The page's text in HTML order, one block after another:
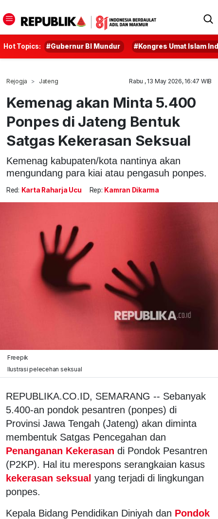
Hot Topics: #Gubernur BI Mundur #Kongres Umat Islam
Rejogja Jateng Rabu , 13 May 2026, 16:47 WIB
Kemenag akan Minta 5.400
Ponpes di Jateng Bentuk
Satgas Kekerasan Seksual
Kemenag kabupaten/kota nantinya akan
mengundang para kiai atau pengasuh ponpes.
Red: Karta Raharja Ucu Rep: Kamran Dikarma
Freepik
Ilustrasi pelecehan seksual
REPUBLIKA.CO.ID, SEMARANG -- Sebanyak
5.400-an pondok pesantren (ponpes) di
Provinsi Jawa Tengah (Jateng) akan diminta
membentuk Satgas Pencegahan dan
Penanganan Kekerasan di Pondok Pesantren
(P2KP). Hal itu merespons serangkaian kasus
kekerasan seksual yang terjadi di lingkungan
ponpes.
Kepala Bidang Pendidikan Diniyah dan Pondok